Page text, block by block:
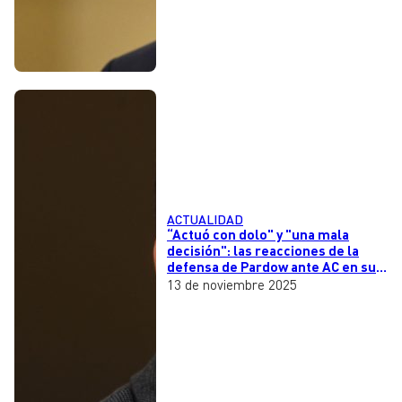
ACTUALIDAD
“Actuó con dolo" y "una mala
decisión": las reacciones de la
defensa de Pardow ante AC en su
contra
13 de noviembre 2025